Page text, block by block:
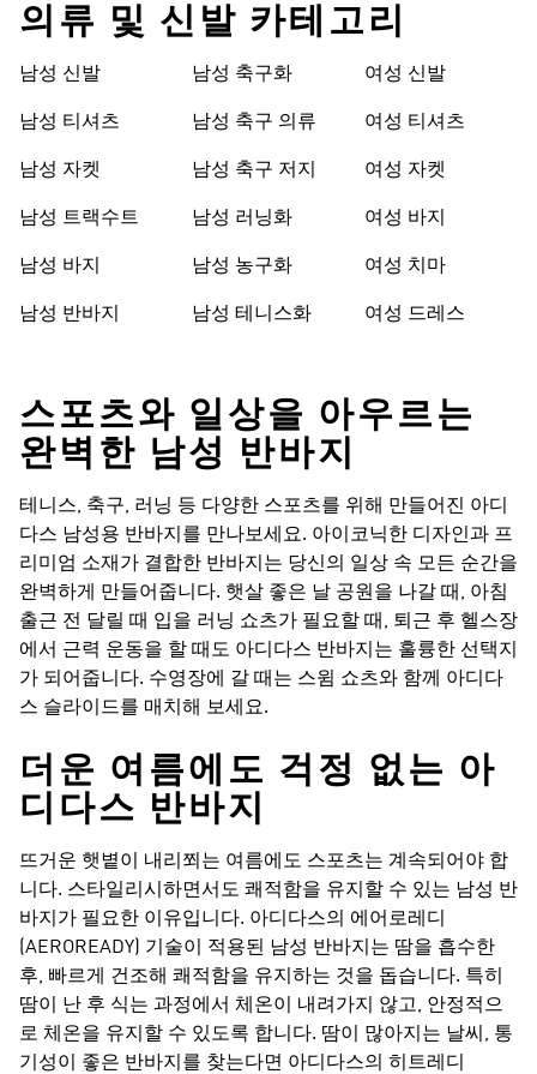
의류 및 신발 카테고리
남성 신발
남성 티셔츠
남성 자켓
남성 트랙수트
남성 바지
남성 반바지
남성 축구화
남성 축구 의류
남성 축구 저지
남성 러닝화
남성 농구화
남성 테니스화
여성 신발
여성 티셔츠
여성 자켓
여성 바지
여성 치마
여성 드레스
스포츠와 일상을 아우르는
완벽한 남성 반바지
테니스, 축구, 러닝 등 다양한 스포츠를 위해 만들어진 아디
다스 남성용 반바지를 만나보세요. 아이코닉한 디자인과 프
리미엄 소재가 결합한 반바지는 당신의 일상 속 모든 순간을
완벽하게 만들어줍니다. 햇살 좋은 날 공원을 나갈 때, 아침
출근 전 달릴 때 입을 러닝 쇼츠가 필요할 때, 퇴근 후 헬스장
에서 근력 운동을 할 때도 아디다스 반바지는 훌륭한 선택지
가 되어줍니다. 수영장에 갈 때는 스윔 쇼츠와 함께 아디다
스 슬라이드를 매치해 보세요.
더운 여름에도 걱정 없는 아
디다스 반바지
뜨거운 햇볕이 내리쬐는 여름에도 스포츠는 계속되어야 합
니다. 스타일리시하면서도 쾌적함을 유지할 수 있는 남성 반
바지가 필요한 이유입니다. 아디다스의 에어로레디
(AEROREADY) 기술이 적용된 남성 반바지는 땀을 흡수한
후, 빠르게 건조해 쾌적함을 유지하는 것을 돕습니다. 특히
땀이 난 후 식는 과정에서 체온이 내려가지 않고, 안정적으
로 체온을 유지할 수 있도록 합니다. 땀이 많아지는 날씨, 통
기성이 좋은 반바지를 찾는다면 아디다스의 히트레디